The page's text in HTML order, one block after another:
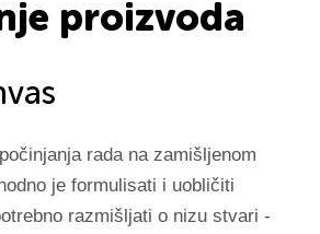
proizvoda
rada na zamišljenom
je formulisati i uobličiti
razmišljati o nizu stvari -